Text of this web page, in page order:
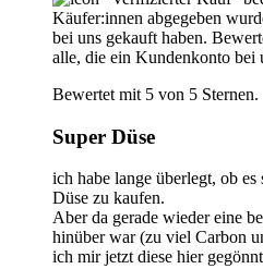
Käufer:innen abgegeben
bei uns gekauft haben.
alle, die ein Kundenkonto bei
Bewertet mit 5 von 5 Sternen.
Super Düse
ich habe lange überlegt, ob
Düse zu kaufen.
Aber da gerade wieder eine
hinüber war (zu viel Carbon
ich mir jetzt diese hier